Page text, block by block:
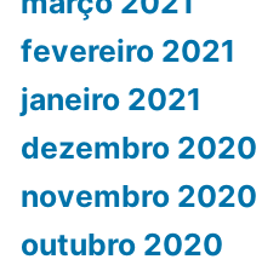
fevereiro 2021
janeiro 2021
dezembro 2020
novembro 2020
outubro 2020